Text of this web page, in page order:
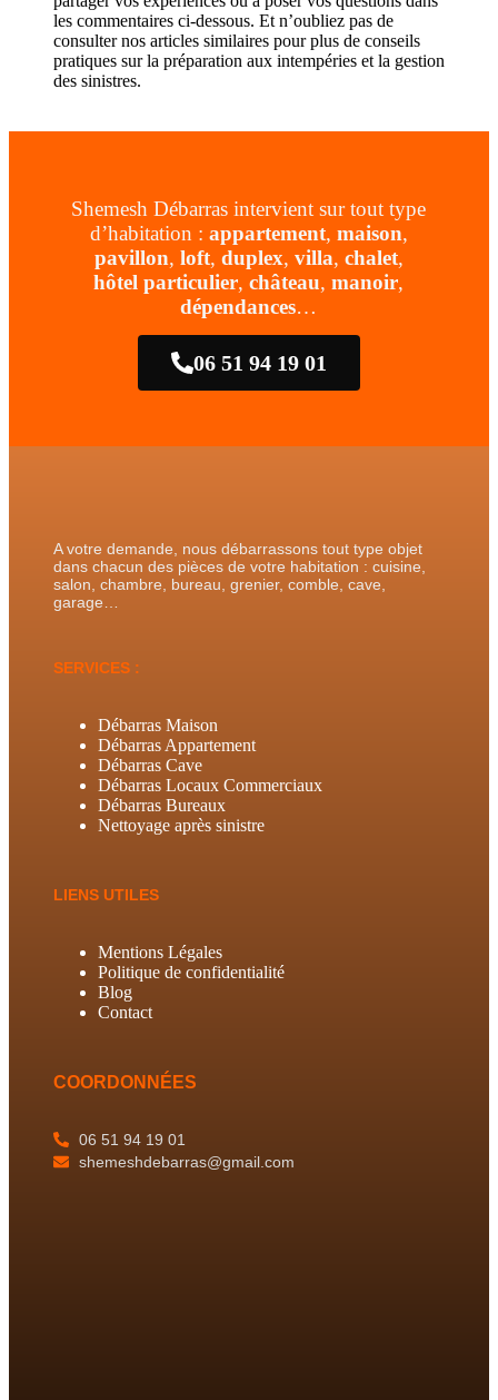
les commentaires ci-dessous. Et n’oubliez pas de
consulter nos articles similaires pour plus de conseils
pratiques sur la préparation aux intempéries et la gestion
des sinistres.
Shemesh Débarras intervient sur tout type
d’habitation : appartement, maison,
pavillon, loft, duplex, villa, chalet,
hôtel particulier,château,manoir,
dépendances…
06 51 94 19 01
A votre demande, nous débarrassons tout type objet
dans chacun des pièces de votre habitation : cuisine,
salon, chambre, bureau, grenier, comble, cave,
garage…
SERVICES :
Débarras Maison
Débarras Appartement
Débarras Cave
Débarras Locaux Commerciaux
Débarras Bureaux
Nettoyage après sinistre
LIENS UTILES
Mentions Légales
Politique de confidentialité
Blog
Contact
COORDONNÉES
06 51 94 19 01
shemeshdebarras@gmail.com